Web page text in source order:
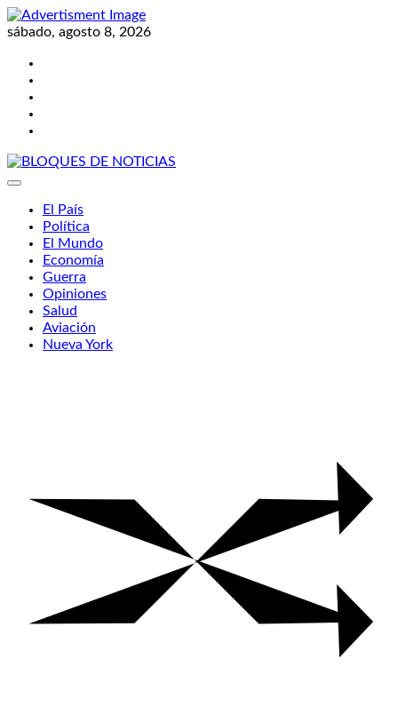
Skip
to
sábado, agosto 8, 2026
El País
Política
El Mundo
Economía
Guerra
Opiniones
Salud
Aviación
Nueva York